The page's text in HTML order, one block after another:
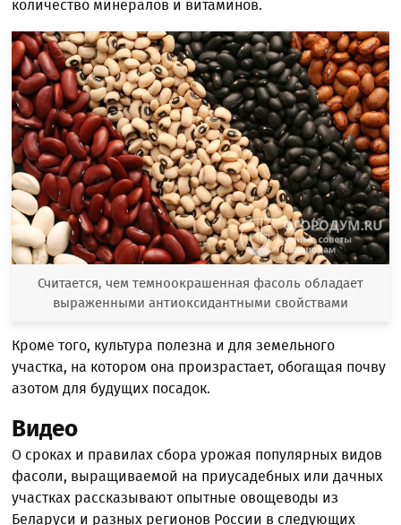
количество минералов и витаминов.
Считается, чем темноокрашенная фасоль обладает
выраженными антиоксидантными свойствами
Кроме того, культура полезна и для земельного
участка, на котором она произрастает, обогащая почву
азотом для будущих посадок.
Видео
О сроках и правилах сбора урожая популярных видов
фасоли, выращиваемой на приусадебных или дачных
участках рассказывают опытные овощеводы из
Беларуси и разных регионов России в следующих